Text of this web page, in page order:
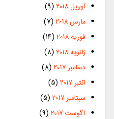
آوریل 2018
(9)
مارس 2018
(7)
فوریه 2018
(14)
ژانویه 2018
(8)
دسامبر 2017
(8)
اکتبر 2017
(5)
سپتامبر 2017
(5)
آگوست 2017
(9)